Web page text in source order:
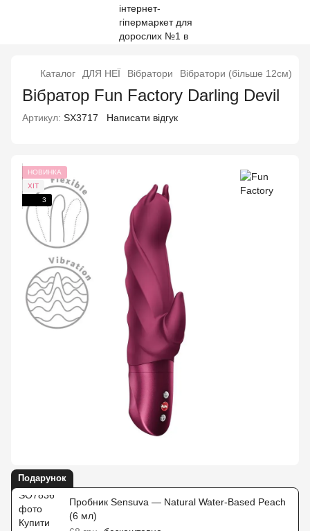
Каталог ДЛЯ НЕЇ Вібратори Вібратори (більше 12см)
Вібратор Fun Factory Darling Devil
Артикул: SX3717 Написати відгук
НОВИНКА
ХІТ
3
Подарунок
Пробник Sensuva — Natural Water-Based Peach
(6 мл)